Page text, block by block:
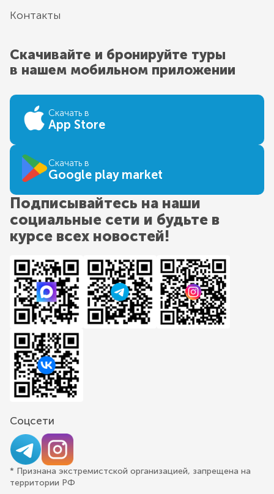
Контакты
Скачивайте и бронируйте туры
в нашем мобильном приложении
Скачать в
App Store
Скачать в
Google play market
Подписывайтесь на наши
социальные сети и будьте в
курсе всех новостей!
Соцсети
* Признана экстремистской организацией, запрещена на
территории РФ